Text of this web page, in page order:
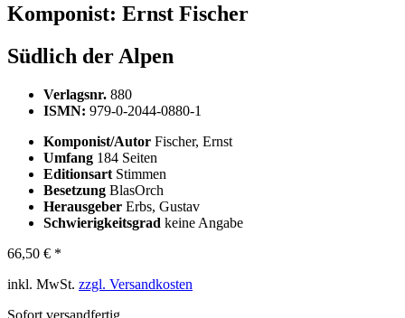
Komponist: Ernst Fischer
Südlich der Alpen
Verlagsnr. 880
ISMN: 979-0-2044-0880-1
Komponist/Autor Fischer, Ernst
Umfang 184 Seiten
Editionsart Stimmen
Besetzung BlasOrch
Herausgeber Erbs, Gustav
Schwierigkeitsgrad keine Angabe
66,50 € *
inkl. MwSt. zzgl. Versandkosten
Sofort versandfertig